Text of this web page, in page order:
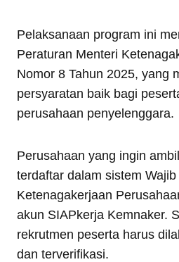
Pelaksanaan program ini
Peraturan Menteri
Nomor 8 Tahun 2025, yang
persyaratan baik bagi
perusahaan penyelenggara.
Perusahaan yang ingin
terdaftar dalam sistem
Ketenagakerjaan
akun SIAPkerja Kemnaker.
rekrutmen peserta harus
dan terverifikasi.